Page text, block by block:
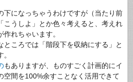
下になっちゃうわけですが（当たり前
うしよ」とか色々考えると、 考えれ
れちゃいます。
ところでは「階段下を収納にする」
と
もありますが、
ものすごく計画的にイ
空間を100%余すことなく活用できて